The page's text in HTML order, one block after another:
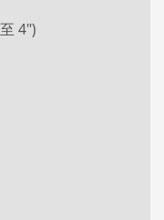
4")